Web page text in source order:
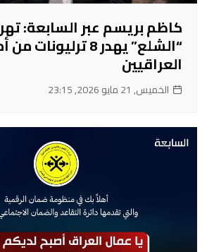
كاظم بريسم عبر السابعة:
“الشلع” يهدر 8
العراقيين
الخميس, 21 مايو 2026, 23:15